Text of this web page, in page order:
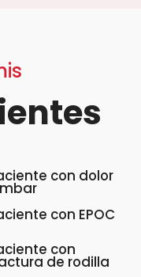
con dolor
con EPOC
con
de rodilla